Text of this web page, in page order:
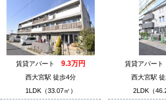
賃貸アパート 9.3万円
西大宮駅 徒歩4分
1LDK（33.07㎡）
賃貸アパート
西大宮駅
2LDK（